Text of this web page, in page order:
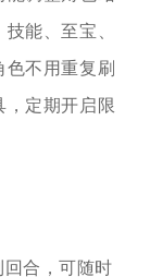
能、至宝、
不用重复刷
，定期开启限
合，可随时